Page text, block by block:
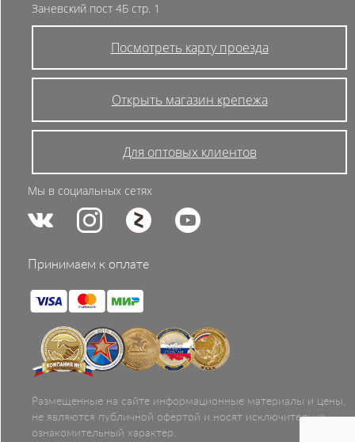
Заневский пост 4Б стр. 1
Посмотреть карту проезда
Открыть магазин крепежа
Для оптовых клиентов
Мы в социальных сетях
Принимаем к оплате
Размещенные на сайте информационные материалы и цены,
не являются публичной офертой и носят исключительно
ознакомительный характер.